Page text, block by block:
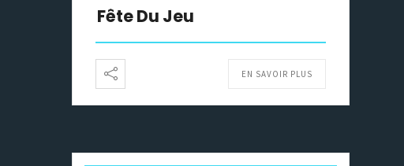
Fête Du Jeu
EN SAVOIR PLUS